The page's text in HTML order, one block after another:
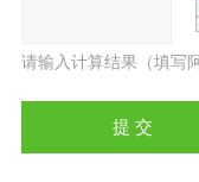
请输入计算结果（填写